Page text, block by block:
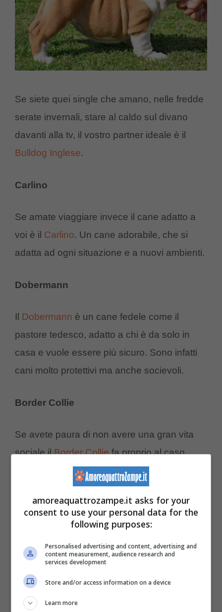
Se siete quei single che amano, nelle fredde
serate invernali, stare al caldo sul divano
davanti alla tv, il vostro partner ideale è il
Bulldog Inglese.
Carlino
Se amate viaggiare invece il cane adatto a
voi è il Carlino. Un cane adorabile, che si
adatta ad ogni situazione e a nuovi ambienti.
Dobermann
Il Dobermann è un cane fedele come il
pastore tedesco, adatto a chi è da solo in
casa e vuole essere più sicuro. Sono infatti
cani molto protettivi ma anche socievoli.
Border Collie
Se avete paura di non avere una gran vita
sociale ilBorder Colliefa proprio al caso
vostro. Essendo un animale intelligente e
pieno di energia è un ottimo complice per
fare incontri con amanti di cani energici come
lui. Adatto anche a chi ama lo sport e a chi è
atletico.
Bulldog francese
Se avete problemi a trovare l’anima gemella,
amoreaquattrozampe.it asks for your
consent to use your personal data for the
following purposes:
Personalised advertising and content, advertising and
content measurement, audience research and
services development
Store and/or access information on a device
Learn more